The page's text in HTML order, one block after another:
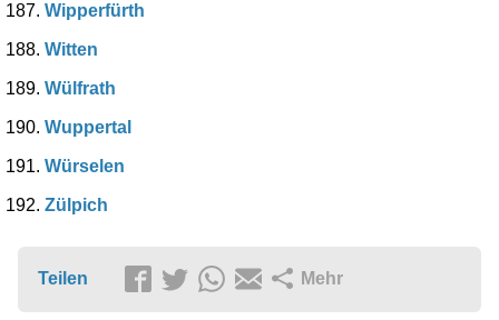
Wipperfürth
Witten
Wülfrath
Wuppertal
Würselen
Zülpich
Teilen Mehr